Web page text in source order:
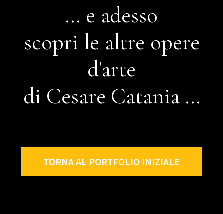
... e adesso
scopri le altre opere
d'arte
di Cesare Catania ...
TORNA AL PORTFOLIO INIZIALE